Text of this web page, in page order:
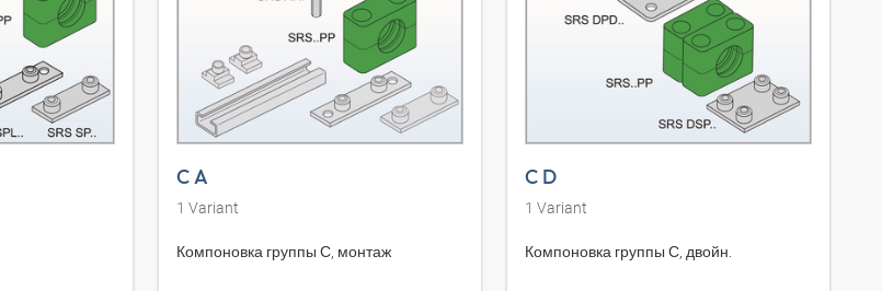
C A
1 Variant
Компоновка группы С, монтаж
C D
1 Variant
Компоновка группы С, двойн.